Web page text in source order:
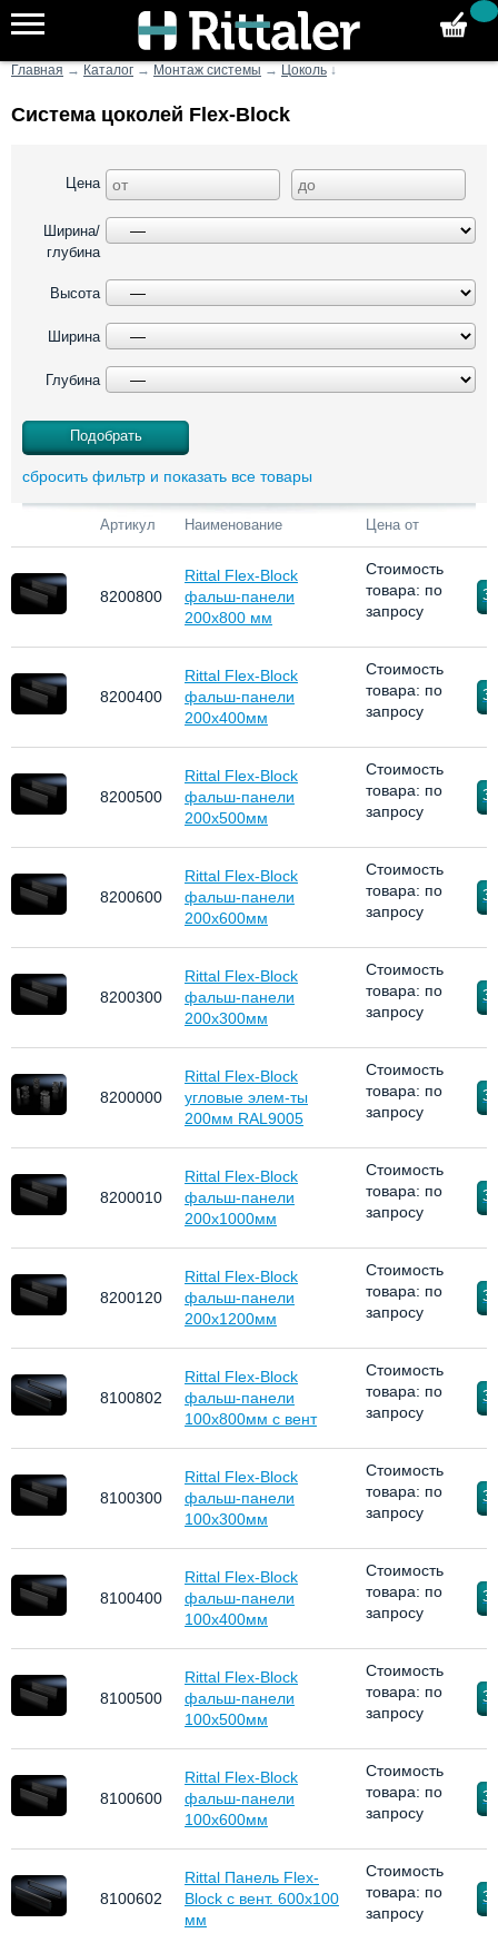
Главная → Каталог → Монтаж системы → Цоколь ↓
Система цоколей Flex-Block
Цена
Ширина/
глубина
Высота
Ширина
Глубина
сбросить фильтр и показать все товары
Артикул Наименование Цена от
8200800
Rittal Flex-Block
фальш-панели
200х800 мм
Стоимость
товара: по
запросу
8200400
Rittal Flex-Block
фальш-панели
200х400мм
Стоимость
товара: по
запросу
8200500
Rittal Flex-Block
фальш-панели
200х500мм
Стоимость
товара: по
запросу
8200600
Rittal Flex-Block
фальш-панели
200х600мм
Стоимость
товара: по
запросу
8200300
Rittal Flex-Block
фальш-панели
200х300мм
Стоимость
товара: по
запросу
8200000
Rittal Flex-Block
угловые элем-ты
200мм RAL9005
Стоимость
товара: по
запросу
8200010
Rittal Flex-Block
фальш-панели
200х1000мм
Стоимость
товара: по
запросу
8200120
Rittal Flex-Block
фальш-панели
200х1200мм
Стоимость
товара: по
запросу
8100802
Rittal Flex-Block
фальш-панели
100х800мм с вент
Стоимость
товара: по
запросу
8100300
Rittal Flex-Block
фальш-панели
100х300мм
Стоимость
товара: по
запросу
8100400
Rittal Flex-Block
фальш-панели
100х400мм
Стоимость
товара: по
запросу
8100500
Rittal Flex-Block
фальш-панели
100х500мм
Стоимость
товара: по
запросу
8100600
Rittal Flex-Block
фальш-панели
100х600мм
Стоимость
товара: по
запросу
8100602
Rittal Панель Flex-
Block с вент. 600х100
мм
Стоимость
товара: по
запросу